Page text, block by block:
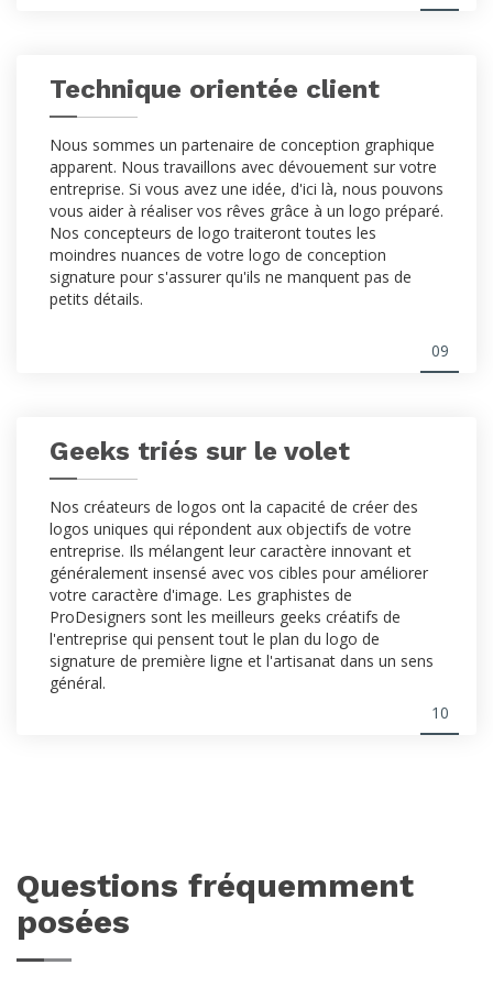
09
Technique orientée client
Nous sommes un partenaire de conception graphique
apparent. Nous travaillons avec dévouement sur votre
entreprise. Si vous avez une idée, d'ici là, nous pouvons
vous aider à réaliser vos rêves grâce à un logo préparé.
Nos concepteurs de logo traiteront toutes les
moindres nuances de votre logo de conception
signature pour s'assurer qu'ils ne manquent pas de
petits détails.
10
Geeks triés sur le volet
Nos créateurs de logos ont la capacité de créer des
logos uniques qui répondent aux objectifs de votre
entreprise. Ils mélangent leur caractère innovant et
généralement insensé avec vos cibles pour améliorer
votre caractère d'image. Les graphistes de
ProDesigners sont les meilleurs geeks créatifs de
l'entreprise qui pensent tout le plan du logo de
signature de première ligne et l'artisanat dans un sens
général.
Questions fréquemment
posées